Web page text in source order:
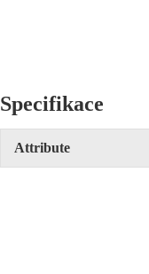
Specifikace
Attribute